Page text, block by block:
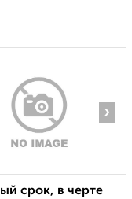
›
срок, в черте